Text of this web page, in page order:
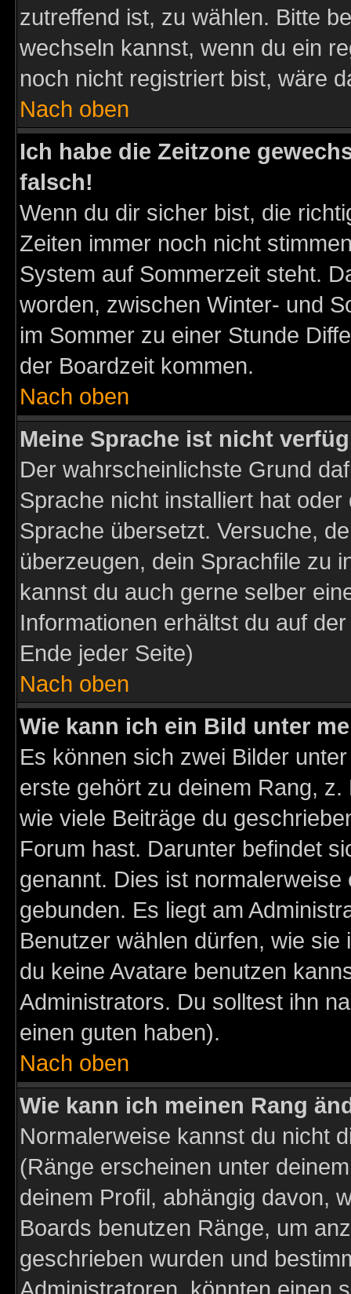
zutreffend ist, zu wählen. Bitte
wechseln kannst, wenn du ein
noch nicht registriert bist, wäre
Nach oben
Ich habe die Zeitzone
falsch!
Wenn du dir sicher bist, die
Zeiten immer noch nicht
System auf Sommerzeit steht.
worden, zwischen Winter- und
im Sommer zu einer Stunde
der Boardzeit kommen.
Nach oben
Meine Sprache ist nicht
Der wahrscheinlichste Grund
Sprache nicht installiert hat
Sprache übersetzt. Versuche,
überzeugen, dein Sprachfile zu
kannst du auch gerne selber
Informationen erhältst du auf
Ende jeder Seite)
Nach oben
Wie kann ich ein Bild unter
Es können sich zwei Bilder
erste gehört zu deinem Rang,
wie viele Beiträge du
Forum hast. Darunter befindet
genannt. Dies ist
gebunden. Es liegt am
Benutzer wählen dürfen, wie
du keine Avatare benutzen
Administrators. Du solltest ihn
einen guten haben).
Nach oben
Wie kann ich meinen Rang
Normalerweise kannst du nicht
(Ränge erscheinen unter
deinem Profil, abhängig davon,
Boards benutzen Ränge, um
geschrieben wurden und